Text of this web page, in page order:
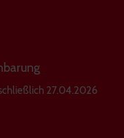
27.04.2026